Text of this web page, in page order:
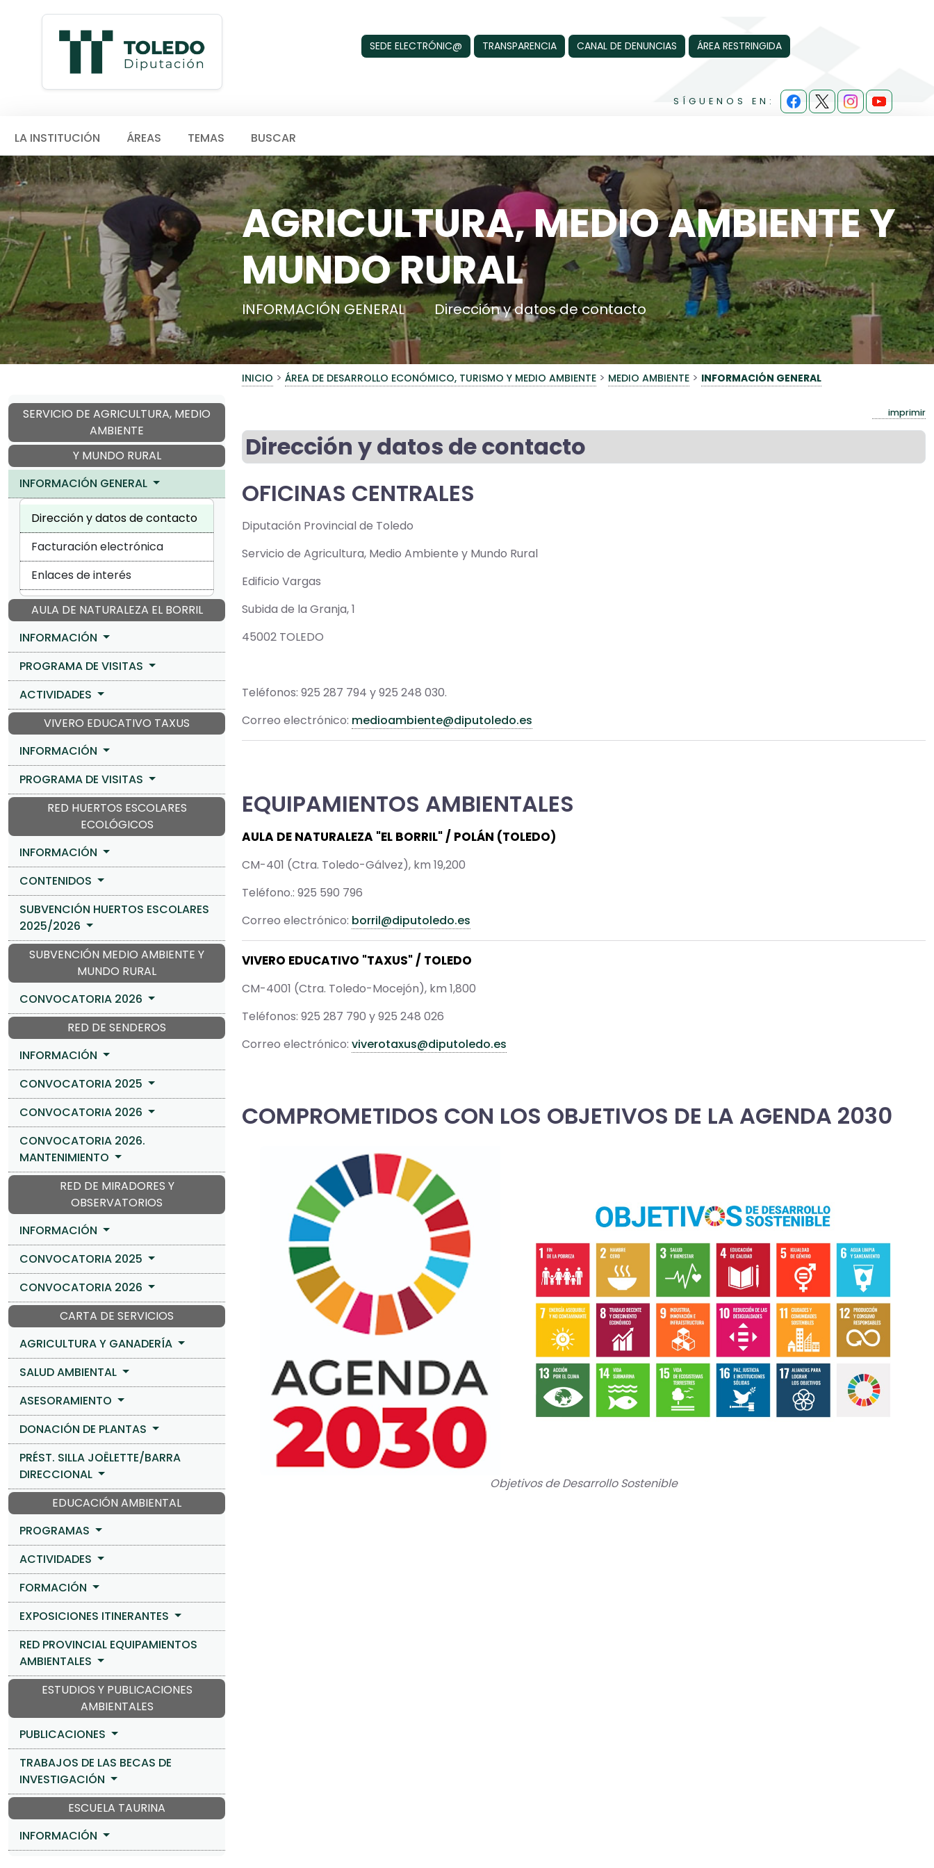
SEDE ELECTRÓNIC@ TRANSPARENCIA CANAL DE DENUNCIAS ÁREA RESTRINGIDA
SÍGUENOS EN:
LA INSTITUCIÓN ÁREAS TEMAS BUSCAR
AGRICULTURA, MEDIO AMBIENTE Y
MUNDO RURAL
INFORMACIÓN GENERAL Dirección y datos de contacto
INICIO > ÁREA DE DESARROLLO ECONÓMICO, TURISMO Y MEDIO AMBIENTE > MEDIO AMBIENTE > INFORMACIÓN GENERAL
SERVICIO DE AGRICULTURA, MEDIO
AMBIENTE
Y MUNDO RURAL
INFORMACIÓN GENERAL
Dirección y datos de contacto
Facturación electrónica
Enlaces de interés
AULA DE NATURALEZA EL BORRIL
INFORMACIÓN
PROGRAMA DE VISITAS
ACTIVIDADES
VIVERO EDUCATIVO TAXUS
INFORMACIÓN
PROGRAMA DE VISITAS
RED HUERTOS ESCOLARES
ECOLÓGICOS
INFORMACIÓN
CONTENIDOS
SUBVENCIÓN HUERTOS ESCOLARES
2025/2026
SUBVENCIÓN MEDIO AMBIENTE Y
MUNDO RURAL
CONVOCATORIA 2026
RED DE SENDEROS
INFORMACIÓN
CONVOCATORIA 2025
CONVOCATORIA 2026
CONVOCATORIA 2026.
MANTENIMIENTO
RED DE MIRADORES Y
OBSERVATORIOS
INFORMACIÓN
CONVOCATORIA 2025
CONVOCATORIA 2026
CARTA DE SERVICIOS
AGRICULTURA Y GANADERÍA
SALUD AMBIENTAL
ASESORAMIENTO
DONACIÓN DE PLANTAS
PRÉST. SILLA JOËLETTE/BARRA
DIRECCIONAL
EDUCACIÓN AMBIENTAL
PROGRAMAS
ACTIVIDADES
FORMACIÓN
EXPOSICIONES ITINERANTES
RED PROVINCIAL EQUIPAMIENTOS
AMBIENTALES
ESTUDIOS Y PUBLICACIONES
AMBIENTALES
PUBLICACIONES
TRABAJOS DE LAS BECAS DE
INVESTIGACIÓN
ESCUELA TAURINA
INFORMACIÓN
imprimir
Dirección y datos de contacto
OFICINAS CENTRALES
Diputación Provincial de Toledo
Servicio de Agricultura, Medio Ambiente y Mundo Rural
Edificio Vargas
Subida de la Granja, 1
45002 TOLEDO
Teléfonos: 925 287 794 y 925 248 030.
Correo electrónico: medioambiente@diputoledo.es
EQUIPAMIENTOS AMBIENTALES
AULA DE NATURALEZA "EL BORRIL" / POLÁN (TOLEDO)
CM-401 (Ctra. Toledo-Gálvez), km 19,200
Teléfono.: 925 590 796
Correo electrónico: borril@diputoledo.es
VIVERO EDUCATIVO "TAXUS" / TOLEDO
CM-4001 (Ctra. Toledo-Mocejón), km 1,800
Teléfonos: 925 287 790 y 925 248 026
Correo electrónico: viverotaxus@diputoledo.es
COMPROMETIDOS CON LOS OBJETIVOS DE LA AGENDA 2030
Objetivos de Desarrollo Sostenible